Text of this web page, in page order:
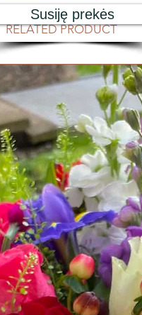
RELATED PRODUCT
Susiję prekės